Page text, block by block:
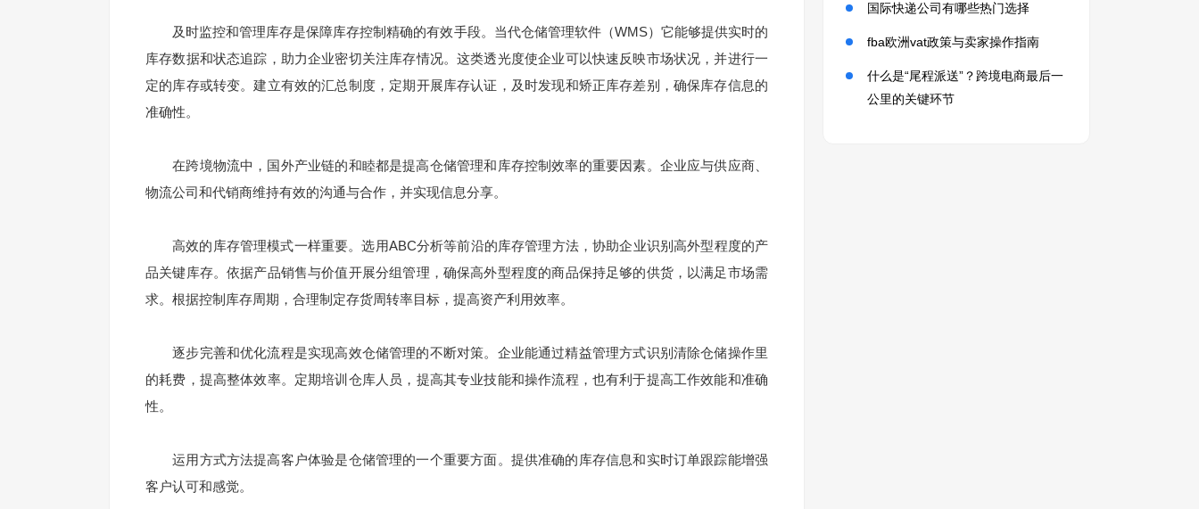
及时监控和管理库存是保障库存控制精确的有效手段。当代仓储管理软件（WMS）它能够提供实时的
库存数据和状态追踪，助力企业密切关注库存情况。这类透光度使企业可以快速反映市场状况，并进行一
定的库存或转变。建立有效的汇总制度，定期开展库存认证，及时发现和矫正库存差别，确保库存信息的
准确性。
在跨境物流中，国外产业链的和睦都是提高仓储管理和库存控制效率的重要因素。企业应与供应商、
物流公司和代销商维持有效的沟通与合作，并实现信息分享。
高效的库存管理模式一样重要。选用ABC分析等前沿的库存管理方法，协助企业识别高外型程度的产
品关键库存。依据产品销售与价值开展分组管理，确保高外型程度的商品保持足够的供货，以满足市场需
求。根据控制库存周期，合理制定存货周转率目标，提高资产利用效率。
逐步完善和优化流程是实现高效仓储管理的不断对策。企业能通过精益管理方式识别清除仓储操作里
的耗费，提高整体效率。定期培训仓库人员，提高其专业技能和操作流程，也有利于提高工作效能和准确
性。
运用方式方法提高客户体验是仓储管理的一个重要方面。提供准确的库存信息和实时订单跟踪能增强
客户认可和感觉。
国际快递公司有哪些热门选择
fba欧洲vat政策与卖家操作指南
什么是“尾程派送”？跨境电商最后一
公里的关键环节